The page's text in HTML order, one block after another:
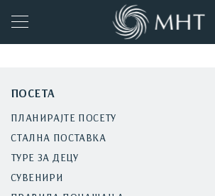
ПОСЕТА
ПЛАНИРАЈТЕ ПОСЕТУ
СТАЛНА ПОСТАВКА
ТУРЕ ЗА ДЕЦУ
СУВЕНИРИ